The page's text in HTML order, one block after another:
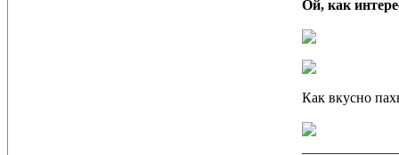
Ой, как
Как вкусно